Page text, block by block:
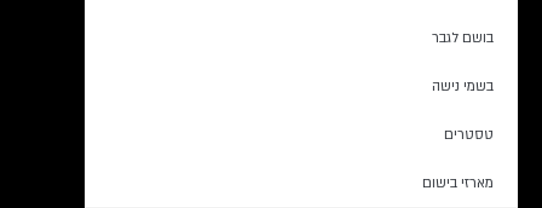
בושם לגבר
בשמי נישה
טסטרים
מארזי בישום